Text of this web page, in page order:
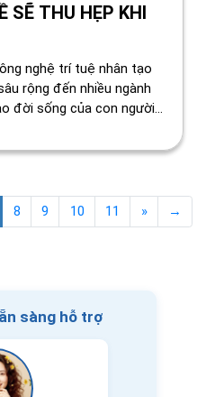
SẼ THU HẸP KHI
nghệ trí tuệ nhân tạo
rộng đến nhiều ngành
đời sống của con người,
vực gần gũi với cuộc
8 9 10 11 » →
sàng hỗ trợ